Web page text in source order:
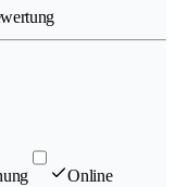
Online